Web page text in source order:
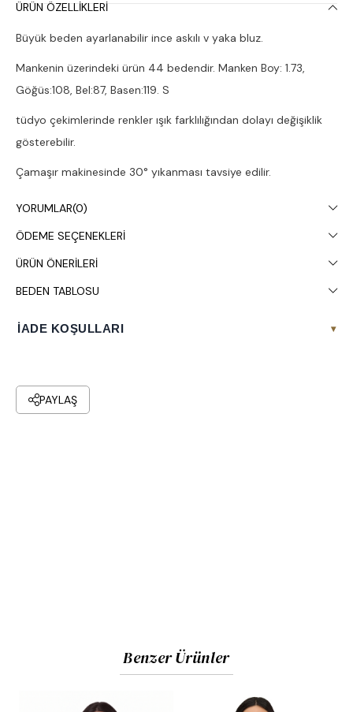
ÜRÜN ÖZELLIKLERI
Büyük beden ayarlanabilir ince askılı v yaka bluz.
Mankenin üzerindeki ürün 44 bedendir. Manken Boy: 1.73,
Göğüs:108, Bel:87, Basen:119. S
tüdyo çekimlerinde renkler ışık farklılığından dolayı değişiklik
gösterebilir.
Çamaşır makinesinde 30° yıkanması tavsiye edilir.
YORUMLAR(0)
ÖDEME SEÇENEKLERI
ÜRÜN ÖNERILERI
BEDEN TABLOSU
İADE KOŞULLARI ▾
PAYLAŞ
Benzer Ürünler